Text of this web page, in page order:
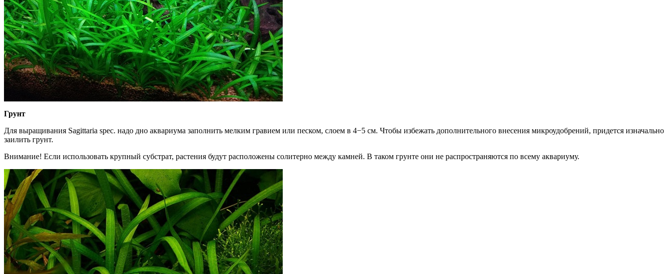
Грунт
Для выращивания Sagittaria spec. надо дно аквариума заполнить мелким гравием или песком, слоем в 4−5 см. Чтобы избежать дополнительного внесения микроудобрений, придется изначально
заилить грунт.
Внимание! Если использовать крупный субстрат, растения будут расположены солитерно между камней. В таком грунте они не распространяются по всему аквариуму.